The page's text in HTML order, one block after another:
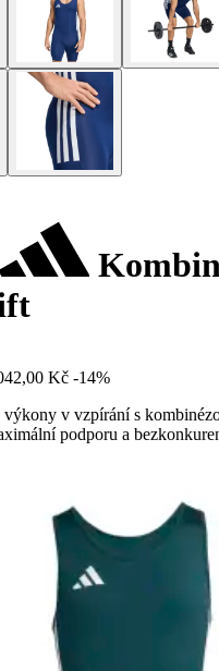
Kč -14%
v vzpírání s
podporu a